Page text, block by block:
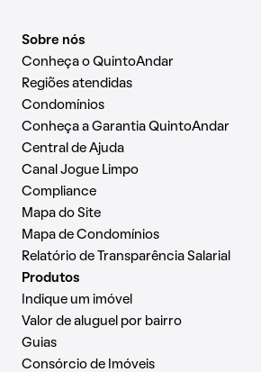
Sobre nós
Conheça o QuintoAndar
Regiões atendidas
Condomínios
Conheça a Garantia QuintoAndar
Central de Ajuda
Canal Jogue Limpo
Compliance
Mapa do Site
Mapa de Condomínios
Relatório de Transparência Salarial
Produtos
Indique um imóvel
Valor de aluguel por bairro
Guias
Consórcio de Imóveis